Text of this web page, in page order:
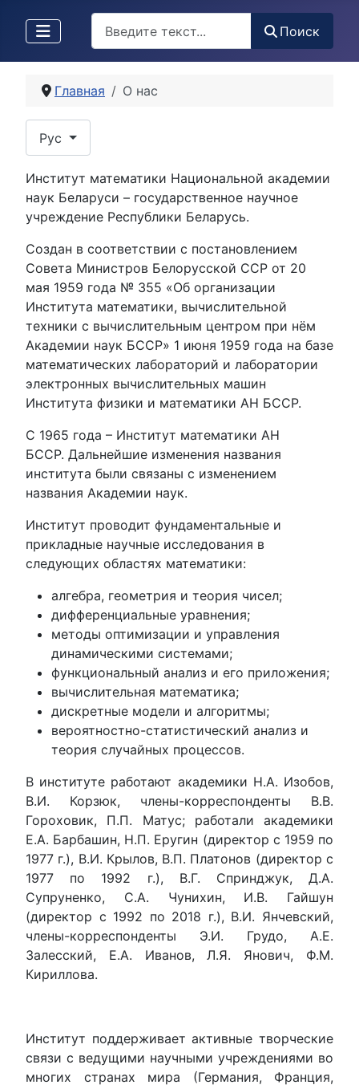
Поиск
Главная О нас
Рус
Институт математики Национальной академии
наук Беларуси – государственное научное
учреждение Республики Беларусь.
Создан в соответствии с постановлением
Совета Министров Белорусской ССР от 20
мая 1959 года № 355 «Об организации
Института математики, вычислительной
техники с вычислительным центром при нём
Академии наук БССР» 1 июня 1959 года на базе
математических лабораторий и лаборатории
электронных вычислительных машин
Института физики и математики АН БССР.
С 1965 года – Институт математики АН
БССР. Дальнейшие изменения названия
института были связаны с изменением
названия Академии наук.
Институт проводит фундаментальные и
прикладные научные исследования в
следующих областях математики:
алгебра, геометрия и теория чисел;
дифференциальные уравнения;
методы оптимизации и управления
динамическими системами;
функциональный анализ и его приложения;
вычислительная математика;
дискретные модели и алгоритмы;
вероятностно-статистический анализ и
теория случайных процессов.
В институте работают академики Н.А. Изобов,
В.И. Корзюк, члены-корреспонденты В.В.
Гороховик, П.П. Матус; работали академики
Е.А. Барбашин, Н.П. Еругин (директор с 1959 по
1977 г.), В.И. Крылов, В.П. Платонов (директор с
1977 по 1992 г.), В.Г. Спринджук, Д.А.
Супруненко, С.А. Чунихин, И.В. Гайшун
(директор с 1992 по 2018 г.), В.И. Янчевский,
члены-корреспонденты Э.И. Грудо, А.Е.
Залесский, Е.А. Иванов, Л.Я. Янович, Ф.М.
Кириллова.
Институт поддерживает активные творческие
связи с ведущими научными учреждениями во
многих странах мира (Германия, Франция,